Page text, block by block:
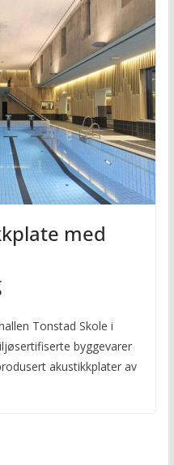
med
Tonstad Skole i
byggevarer
akustikkplater av